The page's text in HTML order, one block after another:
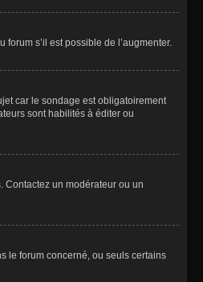
s’il est possible de l’augmenter.
car le sondage est obligatoirement
sont habilités à éditer ou
Contactez un modérateur ou un
le forum concerné, ou seuls certains